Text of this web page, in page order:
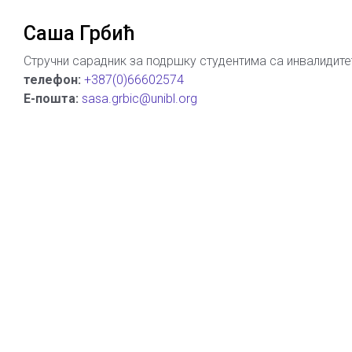
Саша Грбић
Стручни сарадник за подршку студентима са
телефон: +387(0)66602574
Е-пошта: sasa.grbic@unibl.org